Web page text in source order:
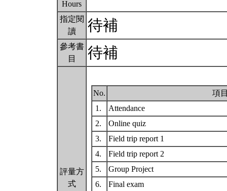
Hours
指定閱
讀
待補
參考書
目
待補
評量方
式
No.
項
1.
Attendance
2.
Online quiz
3.
Field trip report 1
4.
Field trip report 2
5.
Group Project
6.
Final exam